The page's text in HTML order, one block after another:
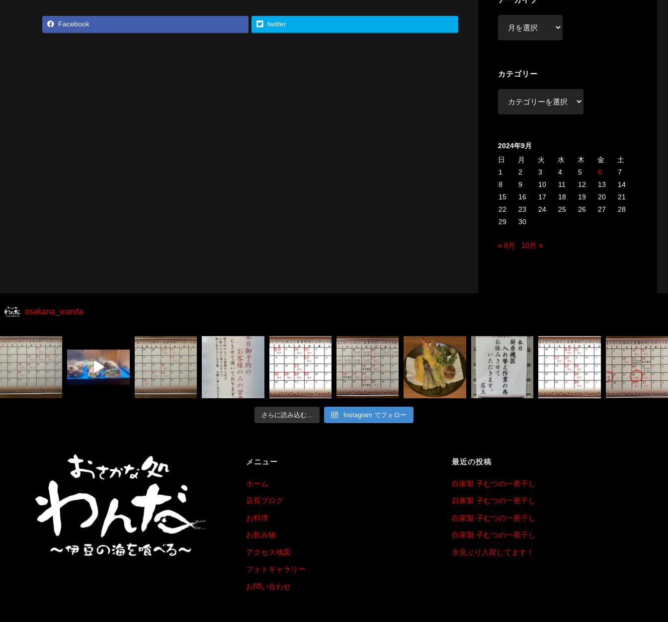
Facebook twitter
ブ
カテゴリー
ー
2024年9月
日
月 火 水 木 金
土
1
2 3 4 5 6
7
8
9 10 11 12 13
14
15
16 17 18 19 20
21
22
23 24 25 26 27
28
29
30
« 8月 10月 »
osakana_wanda
さらに読み込む... Instagram でフォロー
メニュー
ホーム
店長ブログ
お料理
お飲み物
アクセス地図
フォトギャラリー
お問い合わせ
最近の投稿
自家製 子むつの一夜干し
自家製 子むつの一夜干し
自家製 子むつの一夜干し
自家製 子むつの一夜干し
氷見ぶり入荷してます！